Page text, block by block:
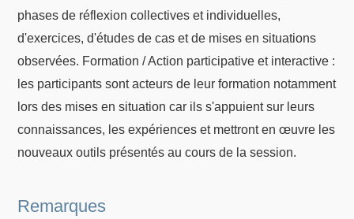
phases de réflexion collectives et individuelles,
d'exercices, d'études de cas et de mises en situations
observées. Formation / Action participative et interactive :
les participants sont acteurs de leur formation notamment
lors des mises en situation car ils s'appuient sur leurs
connaissances, les expériences et mettront en œuvre les
nouveaux outils présentés au cours de la session.
Remarques